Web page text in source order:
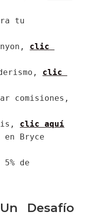
tu
clic
clic
clic aquí
Bryce
de
Desafío